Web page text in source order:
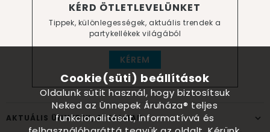
KÉRD ÖTLETLEVELÜNKET
Tippek, különlegességek, aktuális trendek a
partykellékek világából
KÉREM
AKTUÁLIS ÜNNEPEK, ALKALMAK
Cookie(süti) beállítások
Oldalunk sütit használ, hogy biztosítsuk
Neked az Ünnepek Áruháza® teljes
funkcionalitását, informatívvá és